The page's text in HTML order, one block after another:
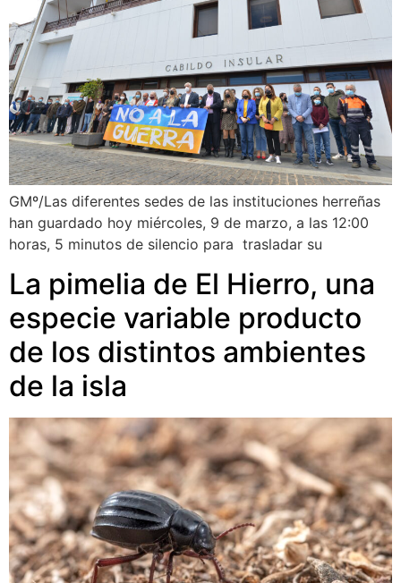
GMº/Las diferentes sedes de las instituciones herreñas
han guardado hoy miércoles, 9 de marzo, a las 12:00
horas, 5 minutos de silencio para trasladar su
La pimelia de El Hierro, una
especie variable producto
de los distintos ambientes
de la isla